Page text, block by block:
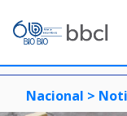
Nacional >